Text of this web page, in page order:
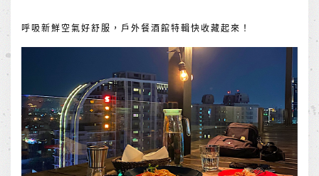
呼吸新鮮空氣好舒服，戶外餐酒館特輯快收藏起來！